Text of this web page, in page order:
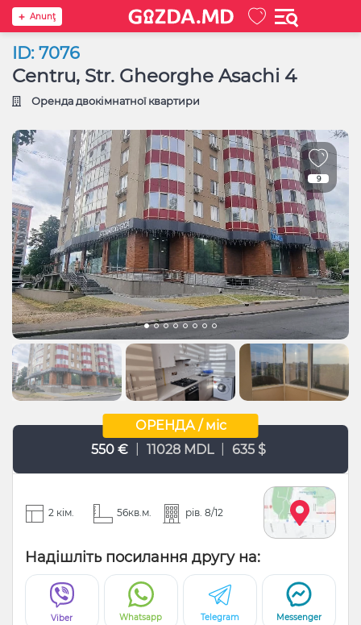
Anunţ
ID: 7076
Centru, Str. Gheorghe Asachi 4
Оренда двокімнатної квартири
9
ОРЕНДА / міс
550 €
11028 MDL 635 $
2 кім. 56кв.м. рів. 8/12
Надішліть посилання другу на:
Viber Whatsapp Telegram Messenger